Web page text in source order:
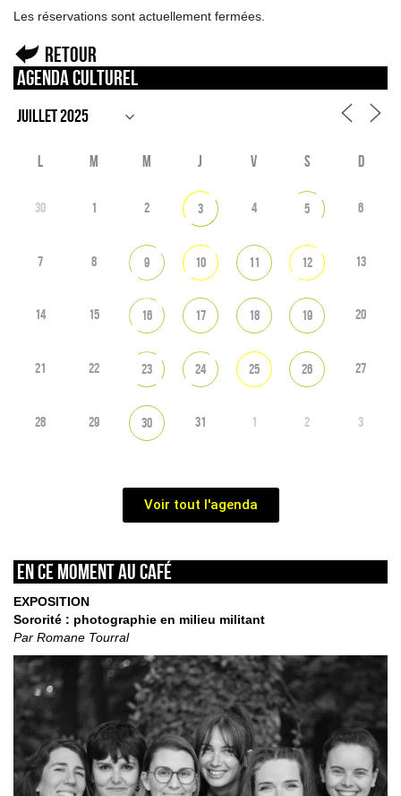
Les réservations sont actuellement fermées.
Retour
Agenda culturel
L M M J V S D
30 1 2 3 4 5 6
7 8 9 10 11 12 13
14 15 16 17 18 19 20
21 22 23 24 25 26 27
28 29 30 31 1 2 3
Voir tout l'agenda
En ce moment au café
EXPOSITION
Sororité : photographie en milieu militant
Par Romane Tourral